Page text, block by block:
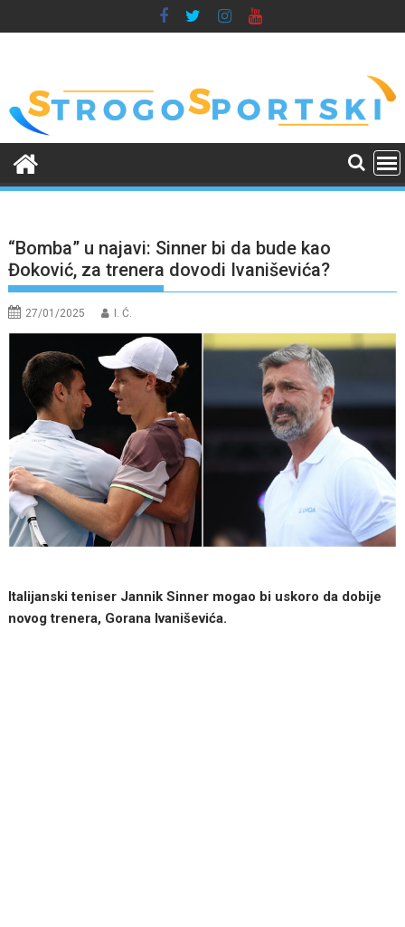
to
“Bomba” u najavi: Sinner bi da bude kao
Đoković, za trenera dovodi Ivaniševića?
27/01/2025 I. Ć.
Italijanski teniser Jannik Sinner mogao bi uskoro da dobije
novog trenera, Gorana Ivaniševića.